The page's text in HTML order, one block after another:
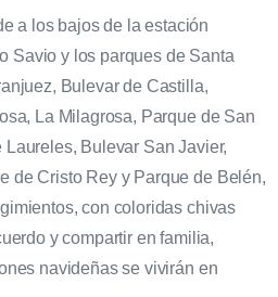
a los bajos de la estación
Savio y los parques de Santa
Bulevar de Castilla,
La Milagrosa, Parque de San
Bulevar San Javier,
de Cristo Rey y Parque de Belén,
con coloridas chivas
y compartir en familia,
navideñas se vivirán en